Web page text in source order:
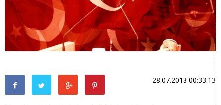
28.07.2018 00:33:13